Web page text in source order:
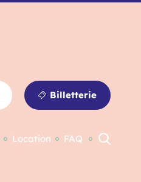
Billetterie
Location FAQ